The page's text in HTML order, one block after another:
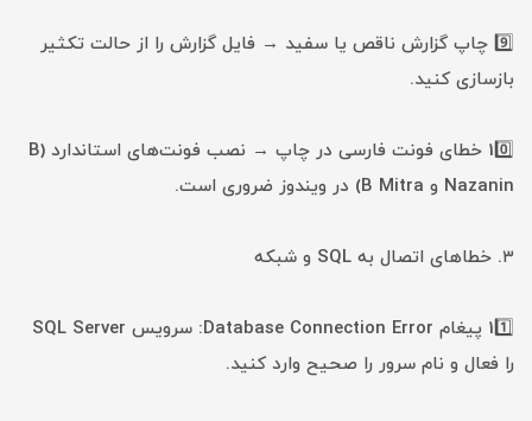
9️⃣ چاپ گزارش ناقص یا سفید → فایل گزارش را از حالت تکثیر
بازسازی کنید.
10️⃣ خطای فونت فارسی در چاپ → نصب فونت‌های استاندارد (B
Nazanin و B Mitra) در ویندوز ضروری است.
۳. خطاهای اتصال به SQL و شبکه
11️⃣ پیغام Database Connection Error: سرویس SQL Server
را فعال و نام سرور را صحیح وارد کنید.